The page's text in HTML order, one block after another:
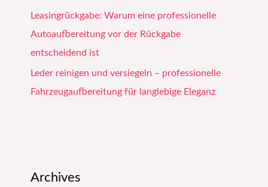
Leasingrückgabe: Warum eine professionelle
Autoaufbereitung vor der Rückgabe
entscheidend ist
Leder reinigen und versiegeln – professionelle
Fahrzeugaufbereitung für langlebige Eleganz
Archives